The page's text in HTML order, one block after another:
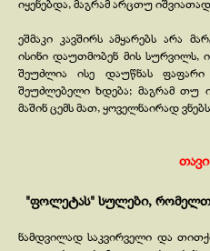
იყენებდა, მაგრამ არცთუ
ეშმაკი კავშირს ამყარებს არა
ისინი დაუთმობენ მის სურვილს,
შეუძლია ისე დაუწნას ფაფარი
შეუძლებელი ხდება; მაგრამ თუ
მაშინ ცემს მათ, ყოველნაირად
"ფოლეტას" სულები,
ნამდვილად საკვირველი და